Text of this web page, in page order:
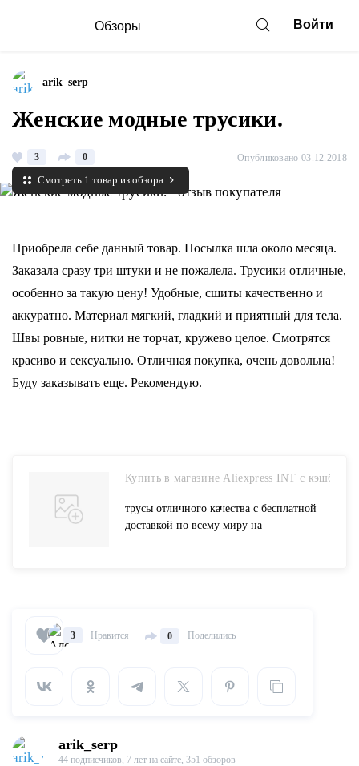
Обзоры Войти
arik_serp
Женские модные трусики.
3 0 Опубликовано 03.12.2018
Смотреть 1 товар из обзора
Приобрела себе данный товар. Посылка шла около месяца.
Заказала сразу три штуки и не пожалела. Трусики отличные,
особенно за такую цену! Удобные, сшиты качественно и
аккуратно. Материал мягкий, гладкий и приятный для тела.
Швы ровные, нитки не торчат, кружево целое. Смотрятся
красиво и сексуально. Отличная покупка, очень довольна!
Буду заказывать еще. Рекомендую.
Купить в магазине Aliexpress INT с кэшбэком
трусы отличного качества с бесплатной
доставкой по всему миру на
3 Нравится 0 Поделились
arik_serp
44 подписчиков, 7 лет на сайте, 351 обзоров